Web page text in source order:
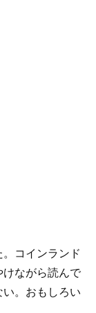
コインランド
けながら読んで
。おもしろい